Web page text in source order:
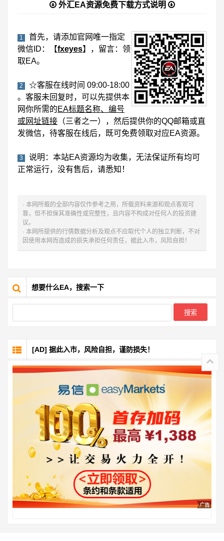
外汇EA资源免费下载方式说明
1
首先，请添加官网唯一指定
微信ID：【fxeyes】，留言：领
取EA。
2
☆客服在线时间 09:00-18:00
。客服未回复时，可以先提供本
网你所需的EA标题名称、编号
或网址链接 （三者之一），然后提供你的QQ邮箱或直
发微信，待客服在线后，既可免费领取对应EA资源。
3
说明：本站EA资源均为收集，无法保证所有均可
正常运行，没有售后，请悉知！
· 本网所载的全部内容仅作参考之用，所载资料来源和观点客观可
靠，但不担保其准确性或完整性，且内容不构成对任何人的投资建
议。
· 本网所提供的行情数据分析及观点不应取代个人的独立判断，不对
因使用本网而造成的损失承担任何责任，据此入市，风险自担！
想要什么EA，搜索一下
[AD] 据此入市，风险自担，谨防损失！